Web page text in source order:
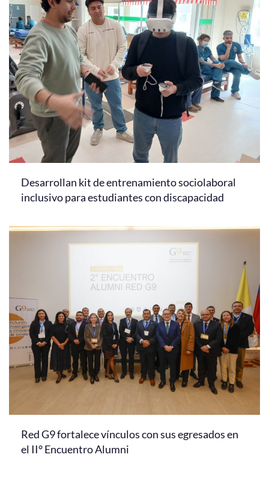
Desarrollan kit de entrenamiento sociolaboral
inclusivo para estudiantes con discapacidad
Red G9 fortalece vínculos con sus egresados en
el II° Encuentro Alumni